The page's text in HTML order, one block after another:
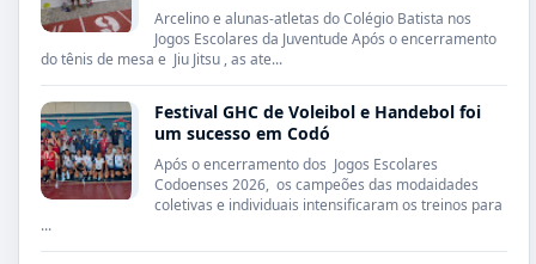
Arcelino e alunas-atletas do Colégio Batista nos
Jogos Escolares da Juventude Após o encerramento
do tênis de mesa e Jiu Jitsu , as ate...
Festival GHC de Voleibol e Handebol foi
um sucesso em Codó
Após o encerramento dos Jogos Escolares
Codoenses 2026, os campeões das modaidades
coletivas e individuais intensificaram os treinos para
...